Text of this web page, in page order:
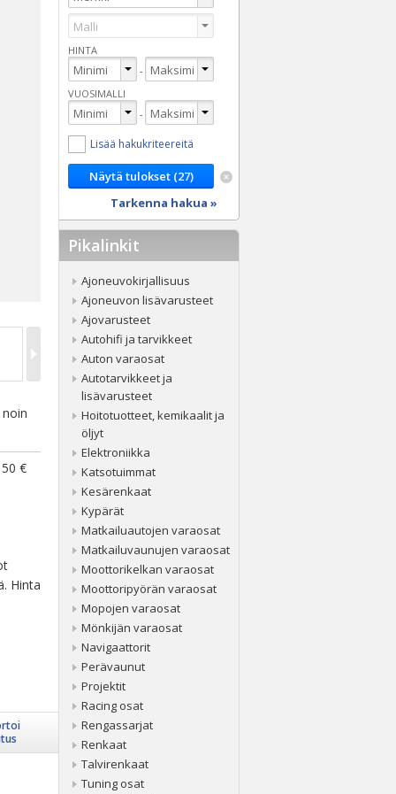
€
Hinta
HINTA
-
VUOSIMALLI
-
Lisää hakukriteereitä
Tarkenna hakua »
Pikalinkit
Ajoneuvokirjallisuus
Ajoneuvon lisävarusteet
Ajovarusteet
Autohifi ja tarvikkeet
Auton varaosat
Autotarvikkeet ja
lisävarusteet
Hoitotuotteet, kemikaalit ja
öljyt
Elektroniikka
Katsotuimmat
Kesärenkaat
Kypärät
Matkailuautojen varaosat
Matkailuvaunujen varaosat
Moottorikelkan varaosat
Moottoripyörän varaosat
Mopojen varaosat
Mönkijän varaosat
Navigaattorit
Perävaunut
Projektit
Racing osat
Rengassarjat
Renkaat
Talvirenkaat
Tuning osat